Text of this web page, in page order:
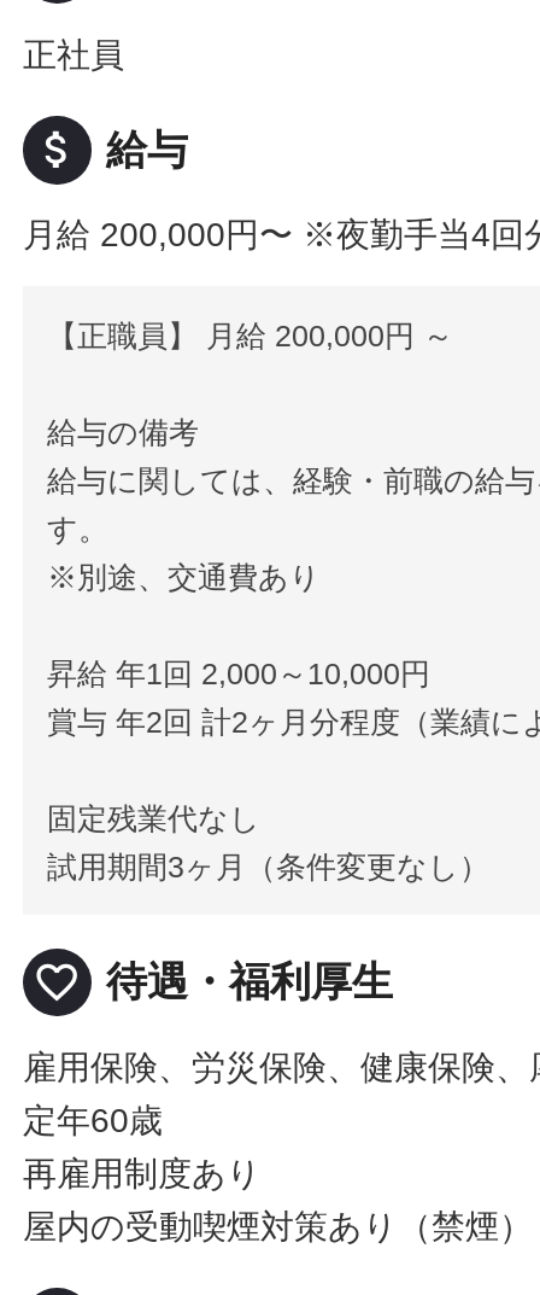
正社員
attach_money 給与
月給 200,000円〜 ※夜勤手当4回
【正職員】 月給 200,000円 ～
給与の備考
給与に関しては、経験・前職の給
す。
※別途、交通費あり
昇給 年1回 2,000～10,000円
賞与 年2回 計2ヶ月分程度（業績に
固定残業代なし
試用期間3ヶ月（条件変更なし）
favorite_border 待遇・福利厚生
雇用保険、労災保険、健康保険
定年60歳
再雇用制度あり
屋内の受動喫煙対策あり（禁煙）